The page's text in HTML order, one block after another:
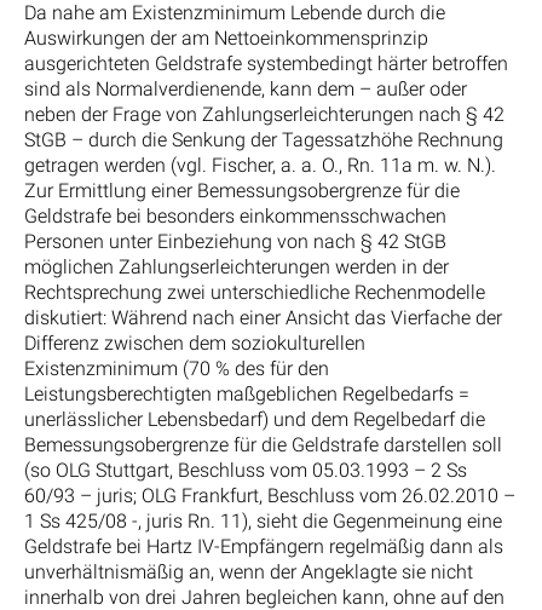
Da nahe am Existenzminimum Lebende durch die
Auswirkungen der am Nettoeinkommensprinzip
ausgerichteten Geldstrafe systembedingt härter betroffen
sind als Normalverdienende, kann dem – außer oder
neben der Frage von Zahlungserleichterungen nach § 42
StGB – durch die Senkung der Tagessatzhöhe Rechnung
getragen werden (vgl. Fischer, a. a. O., Rn. 11a m. w. N.).
Zur Ermittlung einer Bemessungsobergrenze für die
Geldstrafe bei besonders einkommensschwachen
Personen unter Einbeziehung von nach § 42 StGB
möglichen Zahlungserleichterungen werden in der
Rechtsprechung zwei unterschiedliche Rechenmodelle
diskutiert: Während nach einer Ansicht das Vierfache der
Differenz zwischen dem soziokulturellen
Existenzminimum (70 % des für den
Leistungsberechtigten maßgeblichen Regelbedarfs =
unerlässlicher Lebensbedarf) und dem Regelbedarf die
Bemessungsobergrenze für die Geldstrafe darstellen soll
(so OLG Stuttgart, Beschluss vom 05.03.1993 – 2 Ss
60/93 – juris; OLG Frankfurt, Beschluss vom 26.02.2010 –
1 Ss 425/08 -, juris Rn. 11), sieht die Gegenmeinung eine
Geldstrafe bei Hartz IV-Empfängern regelmäßig dann als
unverhältnismäßig an, wenn der Angeklagte sie nicht
innerhalb von drei Jahren begleichen kann, ohne auf den